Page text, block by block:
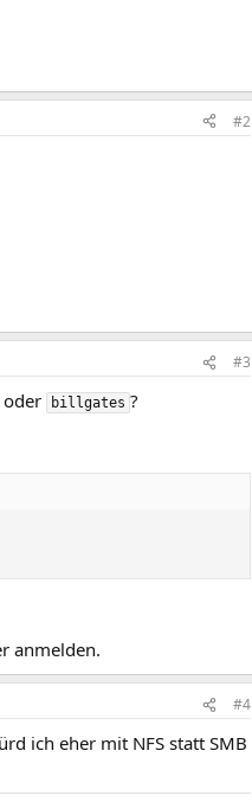
#2
#3
oder billgates ?
anmelden.
#4
ich eher mit NFS statt SMB